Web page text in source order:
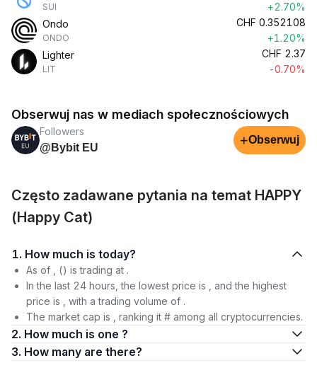
SUI
+2.70%
Ondo
ONDO
CHF 0.352108
+1.20%
Lighter
LIT
CHF 2.37
-0.70%
Obserwuj nas w mediach społecznościowych
Followers
@Bybit EU
+Obserwuj
Często zadawane pytania na temat HAPPY
(Happy Cat)
1. How much is today?
As of , () is trading at .
In the last 24 hours, the lowest price is , and the highest
price is , with a trading volume of .
The market cap is , ranking it # among all cryptocurrencies.
2. How much is one ?
3. How many are there?